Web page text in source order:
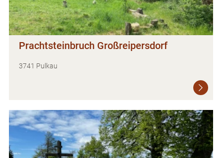
Prachtsteinbruch Großreipersdorf
3741 Pulkau